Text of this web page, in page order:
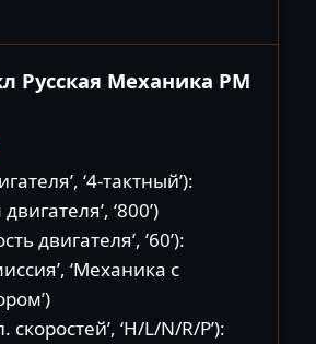
Русская Механика РМ
‘4-тактный’):
‘800’)
двигателя’, ’60’):
‘Механика с
скоростей’, ‘H/L/N/R/P’):